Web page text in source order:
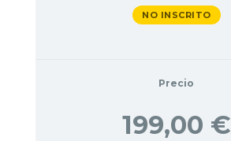
NO INSCRITO
Precio
199,00 €